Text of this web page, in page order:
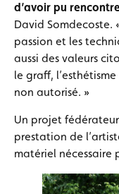
d’avoir pu
David Somdecoste.
passion et les
aussi des valeurs
le graff,
non autorisé. »
Un projet
prestation de
matériel nécessaire